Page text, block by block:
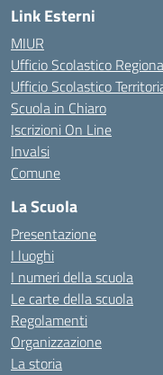
Link Esterni
MIUR
Ufficio Scolastico
Ufficio Scolastico
Scuola in Chiaro
Iscrizioni On Line
Invalsi
Comune
La Scuola
Presentazione
I luoghi
I numeri della scuola
Le carte della scuola
Regolamenti
Organizzazione
La storia